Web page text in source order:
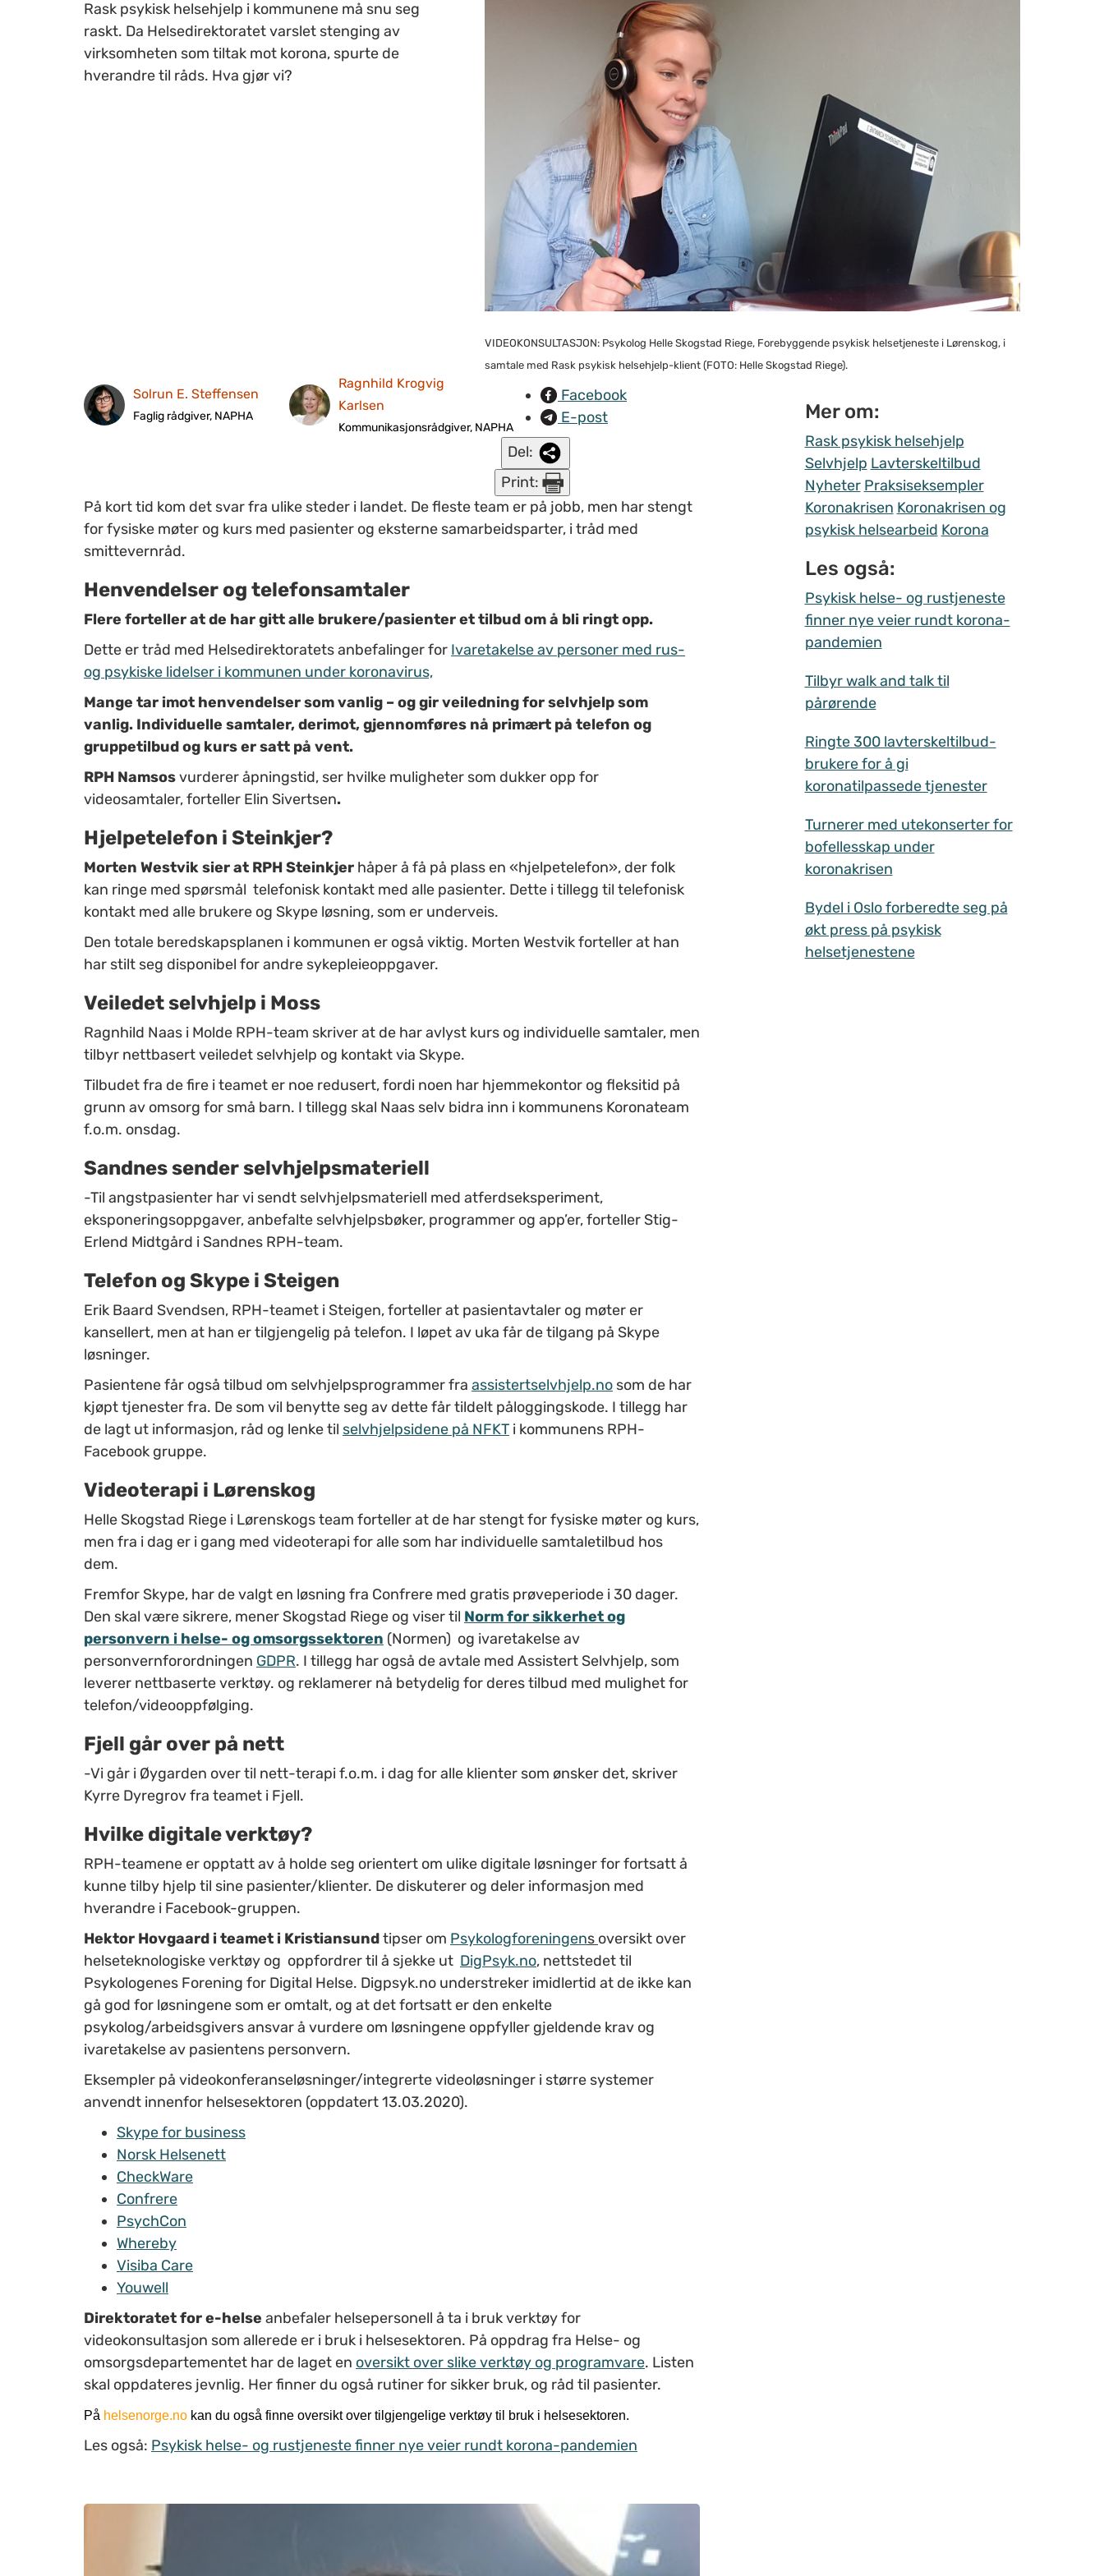
Rask psykisk helsehjelp i kommunene må snu seg
raskt. Da Helsedirektoratet varslet stenging av
virksomheten som tiltak mot korona, spurte de
hverandre til råds. Hva gjør vi?
VIDEOKONSULTASJON: Psykolog Helle Skogstad Riege, Forebyggende psykisk helsetjeneste i Lørenskog, i
samtale med Rask psykisk helsehjelp-klient (FOTO: Helle Skogstad Riege).
Solrun E. Steffensen
Faglig rådgiver, NAPHA
Ragnhild Krogvig
Karlsen
Kommunikasjonsrådgiver, NAPHA
Facebook
E-post
Del:
Print:
På kort tid kom det svar fra ulike steder i landet. De fleste team er på jobb, men har stengt
for fysiske møter og kurs med pasienter og eksterne samarbeidsparter, i tråd med
smittevernråd.
Henvendelser og telefonsamtaler
Flere forteller at de har gitt alle brukere/pasienter et tilbud om å bli ringt opp.
Dette er tråd med Helsedirektoratets anbefalinger for Ivaretakelse av personer med rus-
og psykiske lidelser i kommunen under koronavirus,
Mange tar imot henvendelser som vanlig – og gir veiledning for selvhjelp som
vanlig. Individuelle samtaler, derimot, gjennomføres nå primært på telefon og
gruppetilbud og kurs er satt på vent.
RPH Namsosvurderer åpningstid, ser hvilke muligheter som dukker opp for
videosamtaler, forteller Elin Sivertsen.
Hjelpetelefon i Steinkjer?
Morten Westvik sier at RPH Steinkjer håper å få på plass en «hjelpetelefon», der folk
kan ringe med spørsmål telefonisk kontakt med alle pasienter. Dette i tillegg til telefonisk
kontakt med alle brukere og Skype løsning, som er underveis.
Den totale beredskapsplanen i kommunen er også viktig. Morten Westvik forteller at han
har stilt seg disponibel for andre sykepleieoppgaver.
Veiledet selvhjelp i Moss
Ragnhild Naas i Molde RPH-team skriver at de har avlyst kurs og individuelle samtaler, men
tilbyr nettbasert veiledet selvhjelp og kontakt via Skype.
Tilbudet fra de fire i teamet er noe redusert, fordi noen har hjemmekontor og fleksitid på
grunn av omsorg for små barn. I tillegg skal Naas selv bidra inn i kommunens Koronateam
f.o.m. onsdag.
Sandnes sender selvhjelpsmateriell
-Til angstpasienter har vi sendt selvhjelpsmateriell med atferdseksperiment,
eksponeringsoppgaver, anbefalte selvhjelpsbøker, programmer og app’er, forteller Stig-
Erlend Midtgård i Sandnes RPH-team.
Telefon og Skype i Steigen
Erik Baard Svendsen, RPH-teamet i Steigen, forteller at pasientavtaler og møter er
kansellert, men at han er tilgjengelig på telefon. I løpet av uka får de tilgang på Skype
løsninger.
Pasientene får også tilbud om selvhjelpsprogrammer fra assistertselvhjelp.no som de har
kjøpt tjenester fra. De som vil benytte seg av dette får tildelt påloggingskode. I tillegg har
de lagt ut informasjon, råd og lenke til selvhjelpsidene på NFKT i kommunens RPH-
Facebook gruppe.
Videoterapi i Lørenskog
Helle Skogstad Riege i Lørenskogs team forteller at de har stengt for fysiske møter og kurs,
men fra i dag er i gang med videoterapi for alle som har individuelle samtaletilbud hos
dem.
Fremfor Skype, har de valgt en løsning fra Confrere med gratis prøveperiode i 30 dager.
Den skal være sikrere, mener Skogstad Riege og viser til Norm for sikkerhet og
personvern i helse- og omsorgssektoren (Normen) og ivaretakelse av
personvernforordningen GDPR. I tillegg har også de avtale med Assistert Selvhjelp, som
leverer nettbaserte verktøy. og reklamerer nå betydelig for deres tilbud med mulighet for
telefon/videooppfølging.
Fjell går over på nett
-Vi går i Øygarden over til nett-terapi f.o.m. i dag for alle klienter som ønsker det, skriver
Kyrre Dyregrov fra teamet i Fjell.
Hvilke digitale verktøy?
RPH-teamene er opptatt av å holde seg orientert om ulike digitale løsninger for fortsatt å
kunne tilby hjelp til sine pasienter/klienter. De diskuterer og deler informasjon med
hverandre i Facebook-gruppen.
Hektor Hovgaard i teamet i Kristiansundtipser om Psykologforeningens oversikt over
helseteknologiske verktøy og oppfordrer til å sjekke ut DigPsyk.no, nettstedet til
Psykologenes Forening for Digital Helse. Digpsyk.no understreker imidlertid at de ikke kan
gå god for løsningene som er omtalt, og at det fortsatt er den enkelte
psykolog/arbeidsgivers ansvar å vurdere om løsningene oppfyller gjeldende krav og
ivaretakelse av pasientens personvern.
Eksempler på videokonferanseløsninger/integrerte videoløsninger i større systemer
anvendt innenfor helsesektoren (oppdatert 13.03.2020).
Skype for business
Norsk Helsenett
CheckWare
Confrere
PsychCon
Whereby
Visiba Care
Youwell
Direktoratet for e-helse anbefaler helsepersonell å ta i bruk verktøy for
videokonsultasjon som allerede er i bruk i helsesektoren. På oppdrag fra Helse- og
omsorgsdepartementet har de laget en oversikt over slike verktøy og programvare. Listen
skal oppdateres jevnlig. Her finner du også rutiner for sikker bruk, og råd til pasienter.
På helsenorge.no kan du også finne oversikt over tilgjengelige verktøy til bruk i helsesektoren.
Les også: Psykisk helse- og rustjeneste finner nye veier rundt korona-pandemien
Mer om:
Rask psykisk helsehjelp
Selvhjelp Lavterskeltilbud
Nyheter Praksiseksempler
Koronakrisen Koronakrisen og
psykisk helsearbeid Korona
Les også:
Psykisk helse- og rustjeneste
finner nye veier rundt korona-
pandemien
Tilbyr walk and talk til
pårørende
Ringte 300 lavterskeltilbud-
brukere for å gi
koronatilpassede tjenester
Turnerer med utekonserter for
bofellesskap under
koronakrisen
Bydel i Oslo forberedte seg på
økt press på psykisk
helsetjenestene